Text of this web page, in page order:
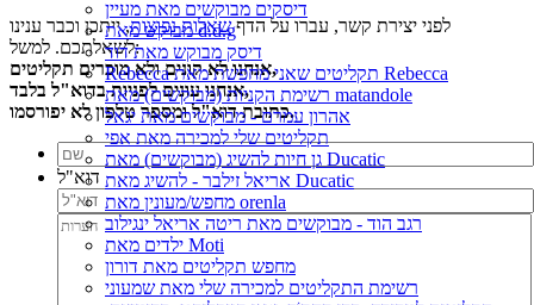
דיסקים מבוקשים מאת מעיין
מבוקש מאת d.d.g
דיסק מבוקש מאת דוד
Rebecca תקליטים שאני מחפשת מאת Rebecca
רשימת הקניות (מבוקשים) מאת matandole
אהרון עמרם - מבוקשים מאת יגאל
תקליטים שלי למכירה מאת אפי
גן חיות להשיג (מבוקשים) מאת Ducatic
אריאל זילבר - להשיג מאת Ducatic
מחפש/מעונין מאת orenla
רגב הוד - מבוקשים מאת ריטה אריאל ינגילוב
ילדים מאת Moti
מחפש תקליטים מאת דורון
רשימת התקליטים למכירה שלי מאת שמעוני
לפני יצירת קשר, עברו על הדףשאלות נפוצות, ייתכן וכבר ענינו
לשאלתכם. למשל:
אנחנו לא קונים ולא מוכרים תקליטים,
אנחנו עונים לפניות בדוא"ל בלבד,
כתובת דוא"ל ומספר טלפון לא יפורסמו.
דוא"ל